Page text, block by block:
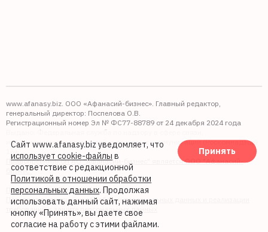
www.afanasy.biz. ООО «Афанасий-бизнес». Главный редактор,
генеральный директор: Поспелова О.В.
Регистрационный номер Эл № ФС77-88789 от 24 декабря 2024 года
Выдано: Федеральная служба по надзору в сфере связи,
информационных технологий и массовых коммуникаций (Роскомнадзор).
Правопреемником АО "Афанасий-бизнес" является ООО "Афанасий-
бизнес"
Политика обработки файлов cookie
Политика в отношении обработки персональных данных и реализации
требований к защите персональных данных
Сайт www.afanasy.biz уведомляет, что
использует cookie-файлы в
соответствие с редакционной
Политикой в отношении обработки
персональных данных. Продолжая
использовать данный сайт, нажимая
кнопку «Принять», вы даете свое
согласие на работу с этими файлами.
Принять